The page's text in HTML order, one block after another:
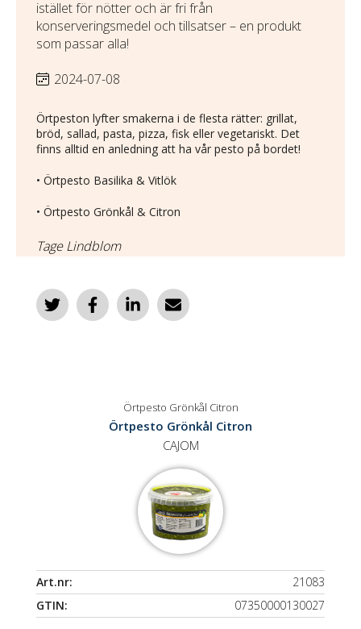
istället för nötter och är fri från
konserveringsmedel och tillsatser – en produkt
som passar alla!
2024-07-08
Örtpeston lyfter smakerna i de flesta rätter: grillat,
bröd, sallad, pasta, pizza, fisk eller vegetariskt. Det
finns alltid en anledning att ha vår pesto på bordet!
• Örtpesto Basilika & Vitlök
• Örtpesto Grönkål & Citron
Tage Lindblom
Örtpesto Grönkål Citron
Örtpesto Grönkål Citron
CAJOM
Art.nr:
21083
GTIN:
07350000130027